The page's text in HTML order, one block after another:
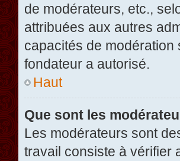
de modérateurs, etc.,
attribuées aux autres
capacités de modération
fondateur a autorisé.
Haut
Que sont les
Les modérateurs sont
travail consiste à vérifier